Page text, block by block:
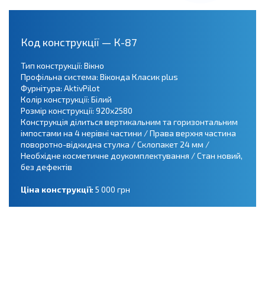
Код конструкції — К-87
Тип конструкції: Вікно
Профільна система: Віконда Класик plus
Фурнітура: AktivPilot
Колір конструкції: Білий
Розмір конструкції: 920х2580
Конструкція ділиться вертикальним та горизонтальним
імпостами на 4 нерівні частини / Права верхня частина
поворотно-відкидна стулка / Склопакет 24 мм /
Необхідне косметичне доукомплектування / Стан новий,
без дефектів
Ціна конструкції: 5 000 грн